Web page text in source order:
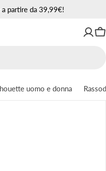
a partire da 39,99€!
uomo e donna